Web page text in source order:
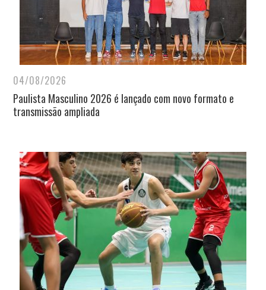
04/08/2026
Paulista Masculino 2026 é lançado com novo formato e
transmissão ampliada